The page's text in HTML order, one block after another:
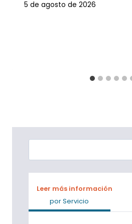
5 de agosto de 2026
Leer más información
por Servicio